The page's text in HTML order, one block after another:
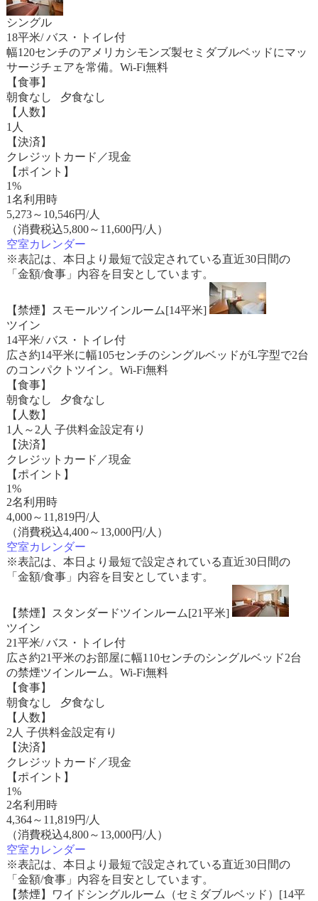
シングル
18平米/ バス・トイレ付
幅120センチのアメリカシモンズ製セミダブルベッドにマッ
サージチェアを常備。Wi-Fi無料
【食事】
朝食なし 夕食なし
【人数】
1人
【決済】
クレジットカード／現金
【ポイント】
1%
1名利用時
5,273～ 10,546円/人
（消費税込5,800～11,600円/人）
空室カレンダー
※表記は、本日より最短で設定されている直近30日間の
「金額/食事」内容を目安としています。
【禁煙】スモールツインルーム[14平米]
ツイン
14平米/ バス・トイレ付
広さ約14平米に幅105センチのシングルベッドがL字型で2台
のコンパクトツイン。Wi-Fi無料
【食事】
朝食なし 夕食なし
【人数】
1人～2人 子供料金設定有り
【決済】
クレジットカード／現金
【ポイント】
1%
2名利用時
4,000～ 11,819円/人
（消費税込4,400～13,000円/人）
空室カレンダー
※表記は、本日より最短で設定されている直近30日間の
「金額/食事」内容を目安としています。
【禁煙】スタンダードツインルーム[21平米]
ツイン
21平米/ バス・トイレ付
広さ約21平米のお部屋に幅110センチのシングルベッド2台
の禁煙ツインルーム。Wi-Fi無料
【食事】
朝食なし 夕食なし
【人数】
2人 子供料金設定有り
【決済】
クレジットカード／現金
【ポイント】
1%
2名利用時
4,364～ 11,819円/人
（消費税込4,800～13,000円/人）
空室カレンダー
※表記は、本日より最短で設定されている直近30日間の
「金額/食事」内容を目安としています。
【禁煙】ワイドシングルルーム（セミダブルベッド）[14平